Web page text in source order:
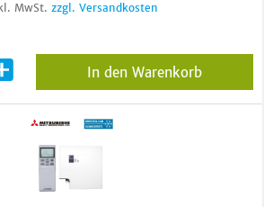
MwSt. zzgl. Versandkosten
In den Warenkorb